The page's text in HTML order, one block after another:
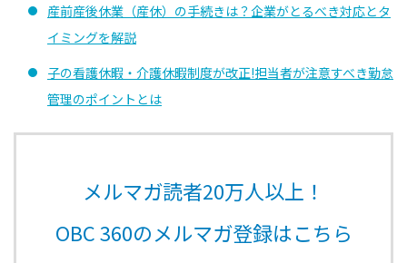
産前産後休業（産休）の手続きは？企業がとるべき対応とタ
イミングを解説
子の看護休暇・介護休暇制度が改正!担当者が注意すべき勤怠
管理のポイントとは
メルマガ読者20万人以上！
OBC 360のメルマガ登録はこちら